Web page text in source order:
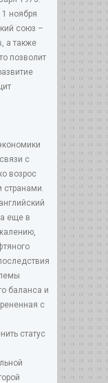
ноября
союз –
а также
позволит
с
возрос
странами.
еще в
баланса и
с
статус